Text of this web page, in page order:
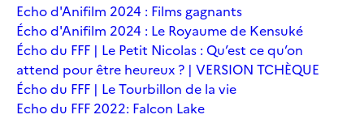
Echo d'Anifilm 2024 : Films gagnants
Écho d'Anifilm 2024 : Le Royaume de Kensuké
Écho du FFF | Le Petit Nicolas : Qu’est ce qu’on
attend pour être heureux ? | VERSION TCHÈQUE
Écho du FFF | Le Tourbillon de la vie
Echo du FFF 2022: Falcon Lake